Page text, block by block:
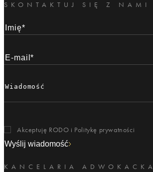
KANCELARIA ADWOKACKA
SKONTAKTUJ SIĘ Z NAMI
Akceptuję RODO i Politykę prywatności
Wyślij wiadomość